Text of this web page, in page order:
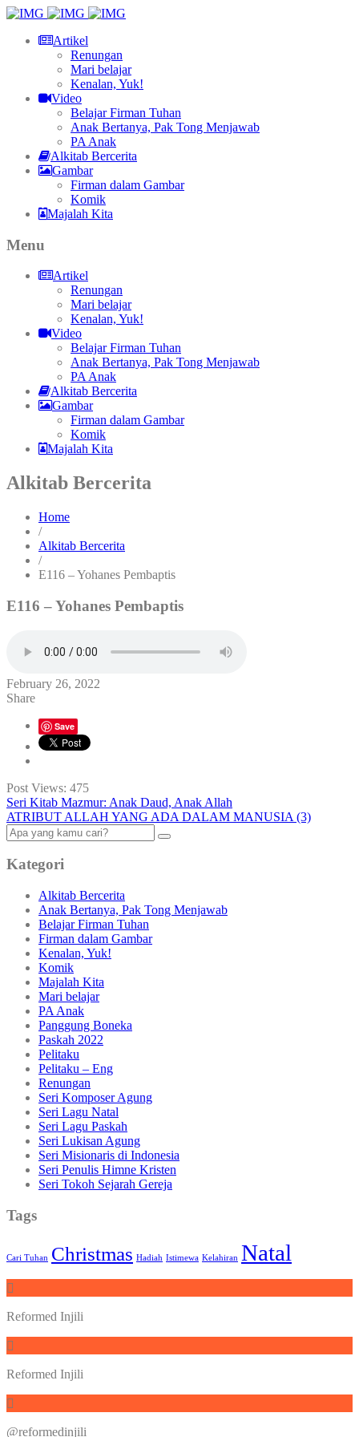
Artikel
Renungan
Mari belajar
Kenalan, Yuk!
Video
Belajar Firman Tuhan
Anak Bertanya, Pak Tong Menjawab
PA Anak
Alkitab Bercerita
Gambar
Firman dalam Gambar
Komik
Majalah Kita
Menu
Artikel
Renungan
Mari belajar
Kenalan, Yuk!
Video
Belajar Firman Tuhan
Anak Bertanya, Pak Tong Menjawab
PA Anak
Alkitab Bercerita
Gambar
Firman dalam Gambar
Komik
Majalah Kita
Alkitab Bercerita
Home
/
Alkitab Bercerita
/
E116 – Yohanes Pembaptis
E116 – Yohanes Pembaptis
February 26, 2022
Share
Save
Post Views: 475
Seri Kitab Mazmur: Anak Daud, Anak Allah
ATRIBUT ALLAH YANG ADA DALAM MANUSIA (3)
Kategori
Alkitab Bercerita
Anak Bertanya, Pak Tong Menjawab
Belajar Firman Tuhan
Firman dalam Gambar
Kenalan, Yuk!
Komik
Majalah Kita
Mari belajar
PA Anak
Panggung Boneka
Paskah 2022
Pelitaku
Pelitaku – Eng
Renungan
Seri Komposer Agung
Seri Lagu Natal
Seri Lagu Paskah
Seri Lukisan Agung
Seri Misionaris di Indonesia
Seri Penulis Himne Kristen
Seri Tokoh Sejarah Gereja
Tags
Cari Tuhan Christmas Hadiah Istimewa Kelahiran Natal
Reformed Injili
Reformed Injili
@reformedinjili